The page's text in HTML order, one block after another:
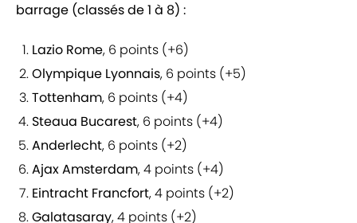
barrage (classés de 1 à 8) :
Lazio Rome, 6 points (+6)
Olympique Lyonnais, 6 points (+5)
Tottenham, 6 points (+4)
Steaua Bucarest, 6 points (+4)
Anderlecht, 6 points (+2)
Ajax Amsterdam, 4 points (+4)
Eintracht Francfort, 4 points (+2)
Galatasaray, 4 points (+2)